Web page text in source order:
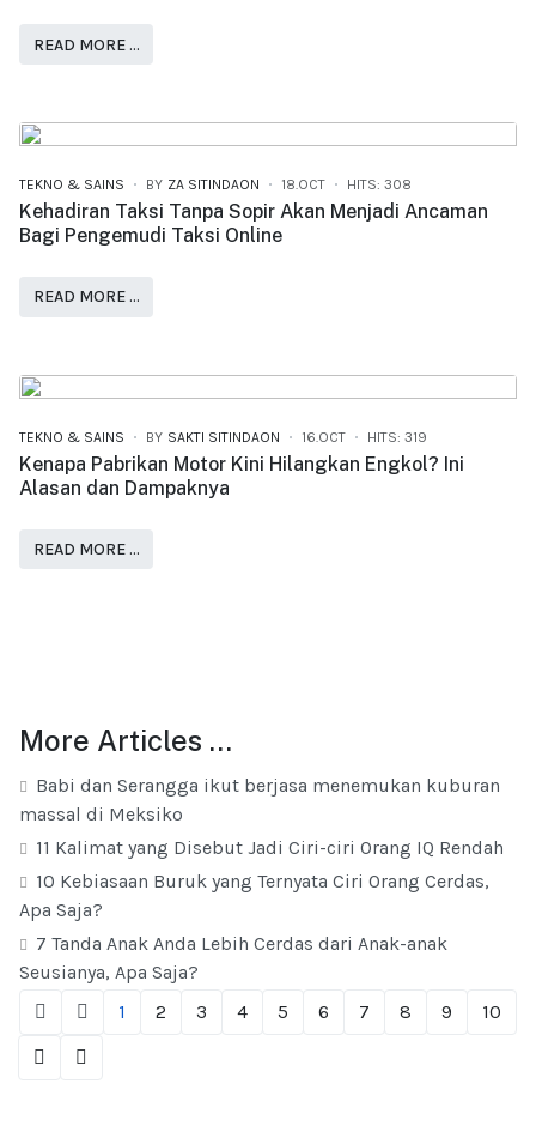
READ MORE …
TEKNO & SAINS BY ZA SITINDAON 18.OCT HITS: 308
Kehadiran Taksi Tanpa Sopir Akan Menjadi Ancaman
Bagi Pengemudi Taksi Online
READ MORE …
TEKNO & SAINS BY SAKTI SITINDAON 16.OCT HITS: 319
Kenapa Pabrikan Motor Kini Hilangkan Engkol? Ini
Alasan dan Dampaknya
READ MORE …
More Articles …
Babi dan Serangga ikut berjasa menemukan kuburan
massal di Meksiko
11 Kalimat yang Disebut Jadi Ciri-ciri Orang IQ Rendah
10 Kebiasaan Buruk yang Ternyata Ciri Orang Cerdas,
Apa Saja?
7 Tanda Anak Anda Lebih Cerdas dari Anak-anak
Seusianya, Apa Saja?
1
2 3 4 5 6 7 8 9 10